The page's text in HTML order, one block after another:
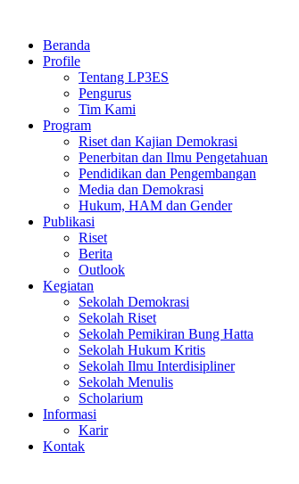
contentBeranda
Profile
Tentang LP3ES
Pengurus
Tim Kami
Program
Riset dan Kajian Demokrasi
Penerbitan dan Ilmu Pengetahuan
Pendidikan dan Pengembangan
Media dan Demokrasi
Hukum, HAM dan Gender
Publikasi
Riset
Berita
Outlook
Kegiatan
Sekolah Demokrasi
Sekolah Riset
Sekolah Pemikiran Bung Hatta
Sekolah Hukum Kritis
Sekolah Ilmu Interdisipliner
Sekolah Menulis
Scholarium
Informasi
Karir
Kontak